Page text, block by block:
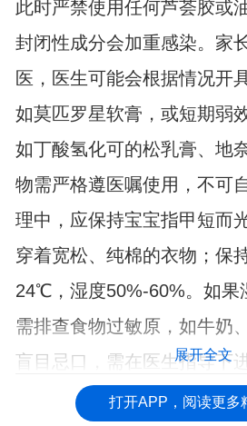
此时严禁使用任何芦荟胶或
封闭性成分会加重感染。家
医，医生可能会根据情况开
如莫匹罗星软膏，或短期弱
如丁酸氢化可的松乳膏、地
物需严格遵医嘱使用，不可
理中，应保持宝宝指甲短而
穿着宽松、纯棉的衣物；保
24℃，湿度50%-60%。如果
需排查食物过敏原，如牛奶
盲目忌口，需在医生指导下
展开全文
打开APP，阅读更多